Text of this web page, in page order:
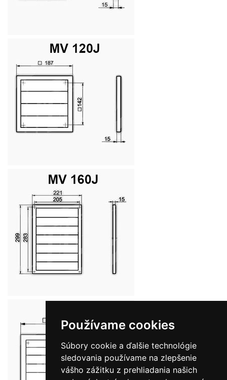
Používame cookies
Súbory cookie a ďalšie technológie
sledovania používame na zlepšenie
vášho zážitku z prehliadania našich